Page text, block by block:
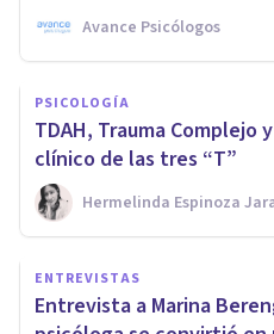
Avance Psicólogos
PSICOLOGÍA
TDAH, Trauma Complejo
clínico de las tres “T”
Hermelinda Espinoza
ENTREVISTAS
Entrevista a Marina